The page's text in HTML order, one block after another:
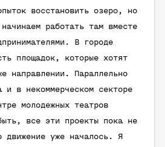
восстановить озеро, но
работать там вместе
В городе
площадок, которые хотят
направлении. Параллельно
и в некоммерческом секторе
молодежных театров
все эти проекты пока не
движение уже началось. Я